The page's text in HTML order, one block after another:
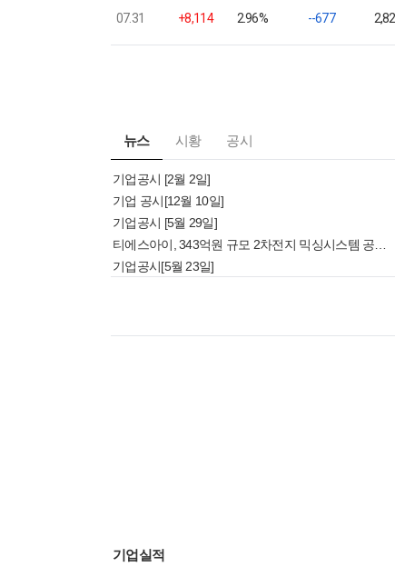
07.31
+8,114 2.96% --677
뉴스 시황 공시
기업공시 [2월 2일]
기업 공시[12월 10일]
기업공시 [5월 29일]
기업공시[5월 23일]
기업실적